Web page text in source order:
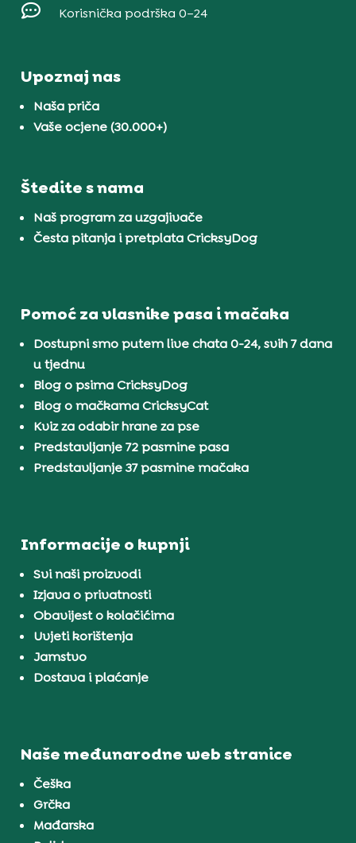
 Korisnička podrška 0–24
Upoznaj nas
Naša priča
Vaše ocjene (30.000+)
Štedite s nama
Naš program za uzgajivače
Česta pitanja i pretplata CricksyDog
Pomoć za vlasnike pasa i mačaka
Dostupni smo putem live chata 0-24, svih 7 dana
u tjednu
Blog o psima CricksyDog
Blog o mačkama CricksyCat
Kviz za odabir hrane za pse
Predstavljanje 72 pasmine pasa
Predstavljanje 37 pasmine mačaka
Informacije o kupnji
Svi naši proizvodi
Izjava o privatnosti
Obavijest o kolačićima
Uvjeti korištenja
Jamstvo
Dostava i plaćanje
Naše međunarodne web stranice
Češka
Grčka
Mađarska